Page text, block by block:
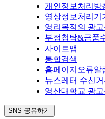
개인정보처리방
영상정보처리기
영리목적의 광
부정청탁&금품
사이트맵
통합검색
홈페이지오류알
뉴스레터 수신
영산대학교 광
SNS 공유하기